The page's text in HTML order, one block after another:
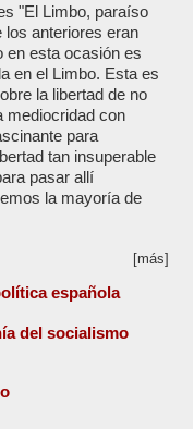
"El Limbo, paraíso
los anteriores eran
en esta ocasión es
en el Limbo. Esta es
la libertad de no
mediocridad con
para
tan insuperable
pasar allí
la mayoría de
[más]
española
del socialismo